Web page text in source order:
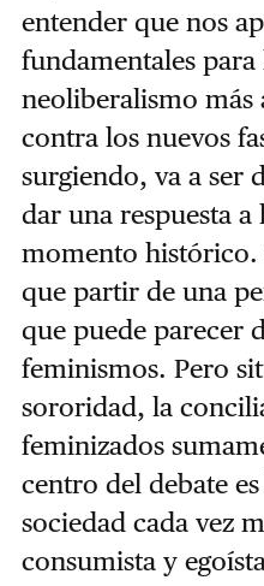
entender que nos
fundamentales
neoliberalismo más
contra los nuevos
surgiendo, va a ser
dar una respuesta
momento histórico.
que partir de una
que puede parecer
feminismos. Pero
sororidad, la
feminizados
centro del debate
sociedad cada vez
consumista y